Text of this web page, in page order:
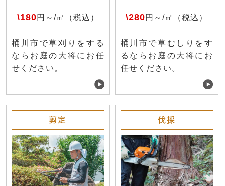
\180円～/㎡（税込）
桶川市で草刈りをする
ならお庭の大将にお任
せください。
\280円～/㎡（税込）
桶川市で草むしりをす
るならお庭の大将にお
任せください。
剪定 伐採